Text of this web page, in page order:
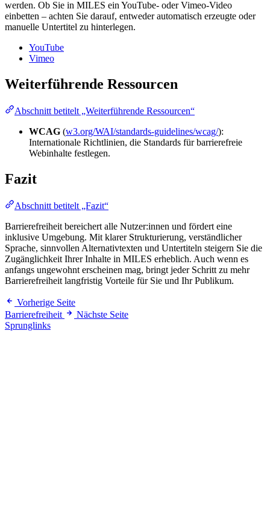
werden. Ob Sie in MILES ein YouTube- oder Vimeo-Video
einbetten – achten Sie darauf, entweder automatisch erzeugte oder
manuelle Untertitel zu hinterlegen.
YouTube
Vimeo
Weiterführende Ressourcen
Abschnitt betitelt „Weiterführende Ressourcen“
WCAG (w3.org/WAI/standards-guidelines/wcag/):
Internationale Richtlinien, die Standards für barrierefreie
Webinhalte festlegen.
Fazit
Abschnitt betitelt „Fazit“
Barrierefreiheit bereichert alle Nutzer:innen und fördert eine
inklusive Umgebung. Mit klarer Strukturierung, verständlicher
Sprache, sinnvollen Alternativtexten und Untertiteln steigern Sie die
Zugänglichkeit Ihrer Inhalte in MILES erheblich. Auch wenn es
anfangs ungewohnt erscheinen mag, bringt jeder Schritt zu mehr
Barrierefreiheit langfristig Vorteile für Sie und Ihr Publikum.
Vorherige Seite
Barrierefreiheit
Nächste Seite
Sprunglinks